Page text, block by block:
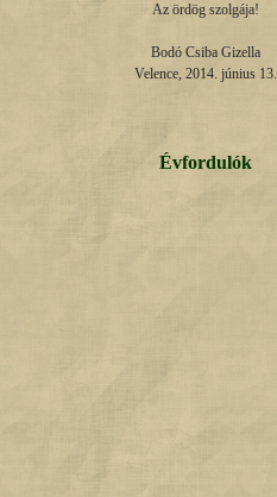
Az ördög szolgája!
Bodó Csiba Gizella
Velence, 2014. június 13.
Évfordulók